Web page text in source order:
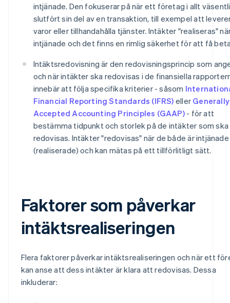
intjänade. Den fokuserar på när ett företag i allt
slutfört sin del av en transaktion, till exempel att
varor eller tillhandahålla tjänster. Intäkter "realiseras"
intjänade och det finns en rimlig säkerhet för att få
Intäktsredovisning är den redovisningsprincip som
och när intäkter ska redovisas i de finansiella
innebär att följa specifika kriterier - såsom
Financial Reporting Standards (IFRS) eller Generally
Accepted Accounting Principles (GAAP)- för att
bestämma tidpunkt och storlek på de intäkter som ska
redovisas. Intäkter "redovisas" när de både är intjänade
(realiserade) och kan mätas på ett tillförlitligt sätt.
Faktorer som påverkar
intäktsrealiseringen
Flera faktorer påverkar intäktsrealiseringen och när ett
kan anse att dess intäkter är klara att redovisas. Dessa
inkluderar: